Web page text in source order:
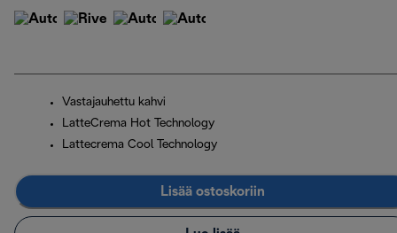
Vastajauhettu kahvi
LatteCrema Hot Technology
Lattecrema Cool Technology
Lisää ostoskoriin